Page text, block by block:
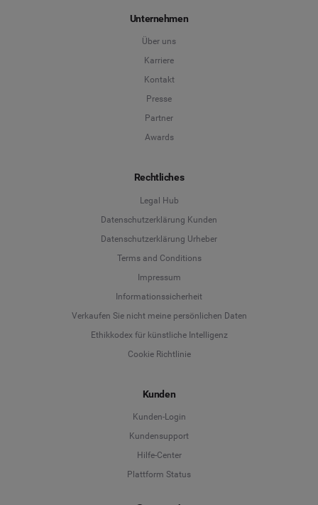
Unternehmen
Über uns
Karriere
Kontakt
Presse
Partner
Awards
Rechtliches
Legal Hub
Datenschutzerklärung Kunden
Datenschutzerklärung Urheber
Terms and Conditions
Impressum
Informationssicherheit
Verkaufen Sie nicht meine persönlichen Daten
Ethikkodex für künstliche Intelligenz
Cookie Richtlinie
Kunden
Kunden-Login
Kundensupport
Hilfe-Center
Plattform Status
Deutsch
English